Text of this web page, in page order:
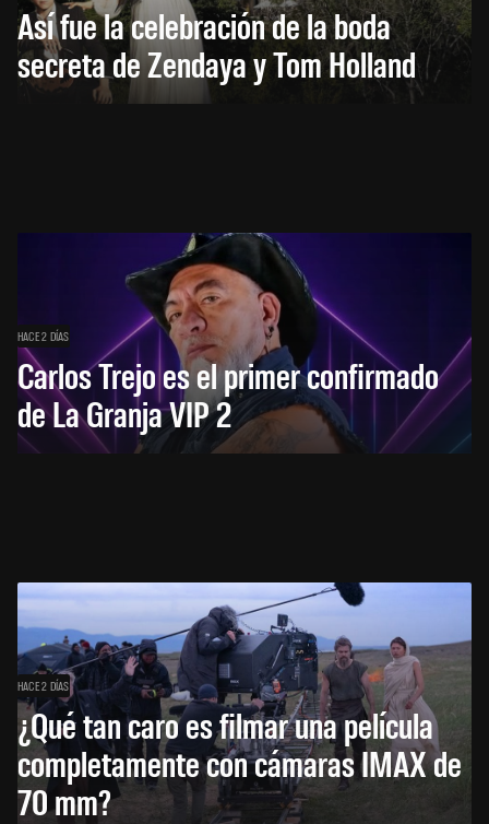
Así fue la celebración de la boda
secreta de Zendaya y Tom Holland
HACE 2 DÍAS
Carlos Trejo es el primer confirmado
de La Granja VIP 2
HACE 2 DÍAS
¿Qué tan caro es filmar una película
completamente con cámaras IMAX de
70 mm?